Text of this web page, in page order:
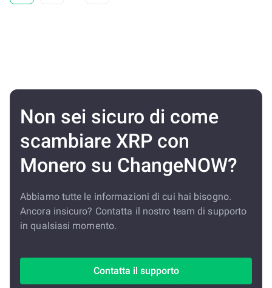
Non sei sicuro di come
scambiare XRP con
Monero su ChangeNOW?
Abbiamo tutte le informazioni di cui hai bisogno.
Ancora insicuro? Contatta il nostro team di supporto
in qualsiasi momento.
Contatta il supporto